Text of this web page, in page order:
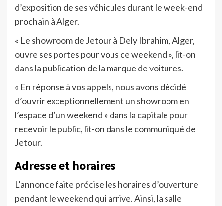
d’exposition de ses véhicules durant le week-end
prochain à Alger.
« Le showroom de Jetour à Dely Ibrahim, Alger,
ouvre ses portes pour vous ce weekend », lit-on
dans la publication de la marque de voitures.
« En réponse à vos appels, nous avons décidé
d’ouvrir exceptionnellement un showroom en
l’espace d’un weekend » dans la capitale pour
recevoir le public, lit-on dans le communiqué de
Jetour.
Adresse et horaires
L’annonce faite précise les horaires d’ouverture
pendant le weekend qui arrive. Ainsi, la salle